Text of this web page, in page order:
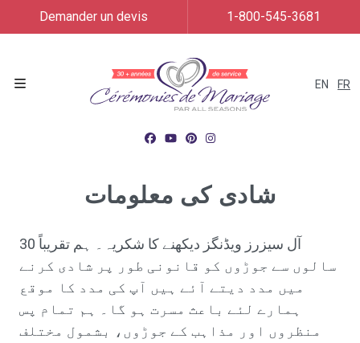
EN FR
Demander un devis 1-800-545-3681
شادی کی معلومات
آل سیزرز ویڈنگز دیکھنے کا شکریہ۔ ہم تقریباً 30
سالوں سے جوڑوں کو قانونی طور پر شادی کرنے
میں مدد دیتے آئے ہیں آپ کی مدد کا موقع
ہمارے لئے باعث مسرت ہو گا۔ ہم تمام پس
منظروں اور مذاہب کے جوڑوں، بشمول مختلف